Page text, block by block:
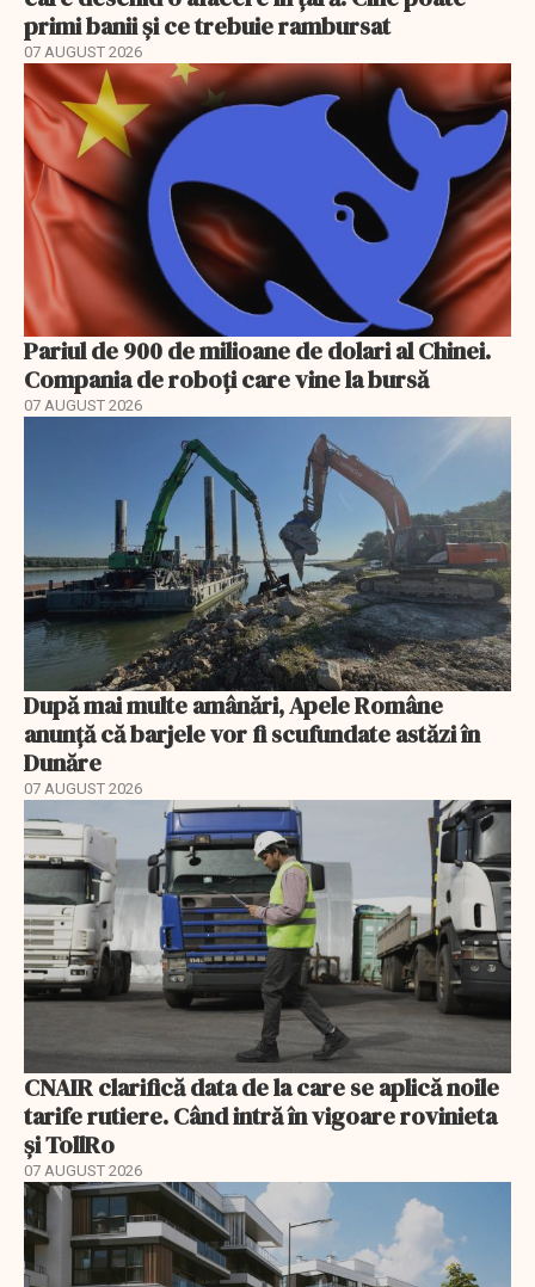
primi banii și ce trebuie rambursat
07 AUGUST 2026
Pariul de 900 de milioane de dolari al Chinei.
Compania de roboți care vine la bursă
07 AUGUST 2026
După mai multe amânări, Apele Române
anunță că barjele vor fi scufundate astăzi în
Dunăre
07 AUGUST 2026
CNAIR clarifică data de la care se aplică noile
tarife rutiere. Când intră în vigoare rovinieta
și TollRo
07 AUGUST 2026